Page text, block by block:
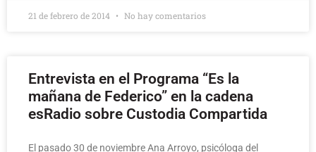
21 de febrero de 2014 No hay comentarios
Entrevista en el Programa “Es la
mañana de Federico” en la cadena
esRadio sobre Custodia Compartida
El pasado 30 de noviembre Ana Arroyo, psicóloga del